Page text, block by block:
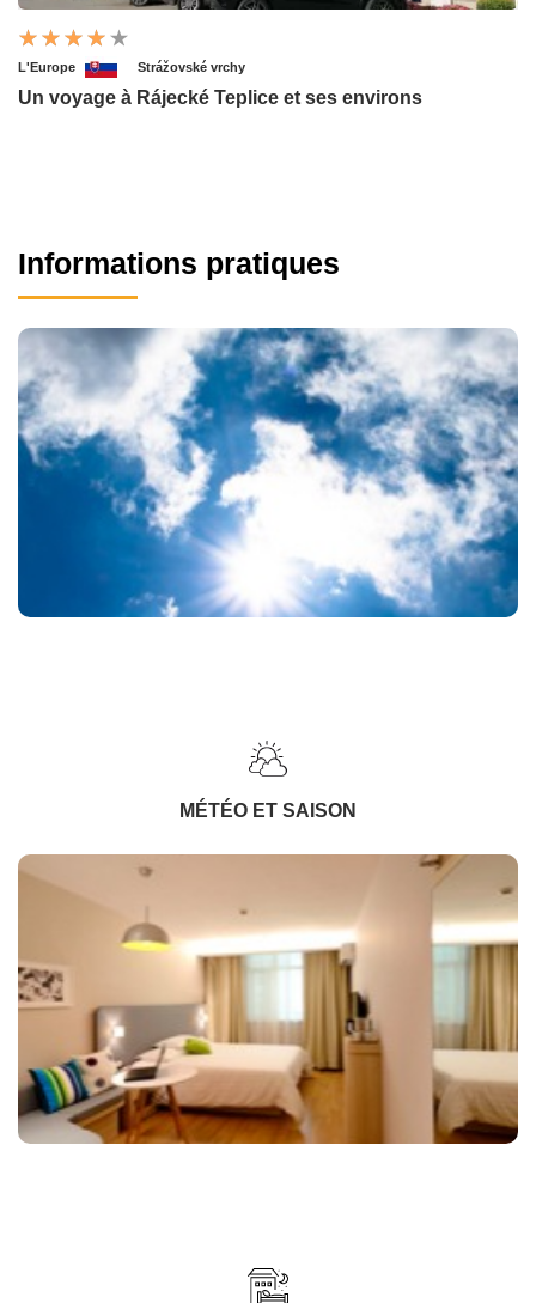
L'Europe Strážovské vrchy
Un voyage à Rájecké Teplice et ses environs
Informations pratiques
MÉTÉO ET SAISON